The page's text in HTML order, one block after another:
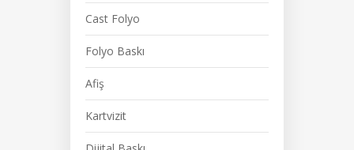
Cast Folyo
Folyo Baskı
Afiş
Kartvizit